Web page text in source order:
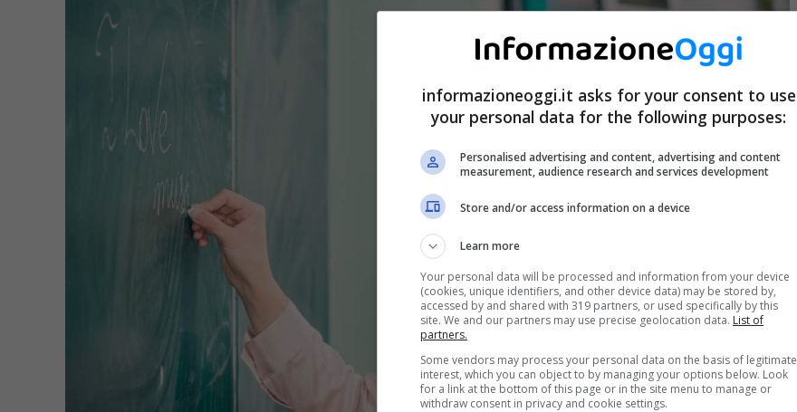
informazioneoggi.it asks for your consent to use
your personal data for the following purposes:
Personalised advertising and content, advertising and content
measurement, audience research and services development
Store and/or access information on a device
Learn more
Your personal data will be processed and information from your device
(cookies, unique identifiers, and other device data) may be stored by,
accessed by and shared with 319 partners, or used specifically by this
site. We and our partners may use precise geolocation data. List of
partners.
Some vendors may process your personal data on the basis of legitimate
interest, which you can object to by managing your options below. Look
for a link at the bottom of this page or in the site menu to manage or
withdraw consent in privacy and cookie settings.